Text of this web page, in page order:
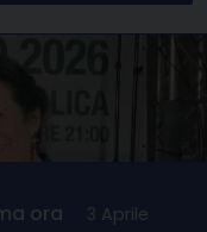
ora
3 Aprile